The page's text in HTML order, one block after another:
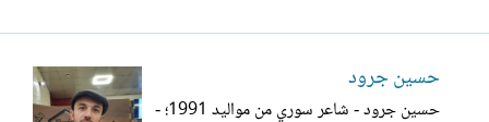
حسين جرود
حسين جرود - شاعر سوري من مواليد 1991؛ -